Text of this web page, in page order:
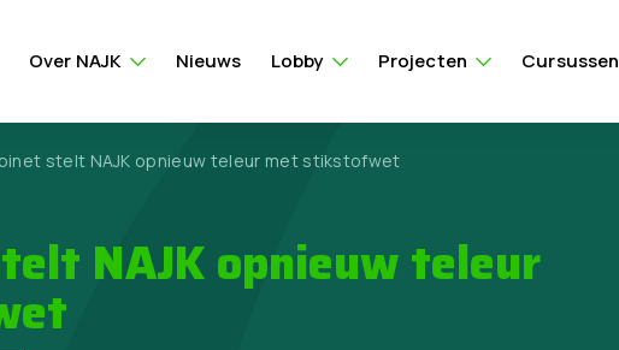
Over NAJK Nieuws Lobby Projecten Cursussen
stelt NAJK opnieuw teleur met stikstofwet
NAJK opnieuw teleur